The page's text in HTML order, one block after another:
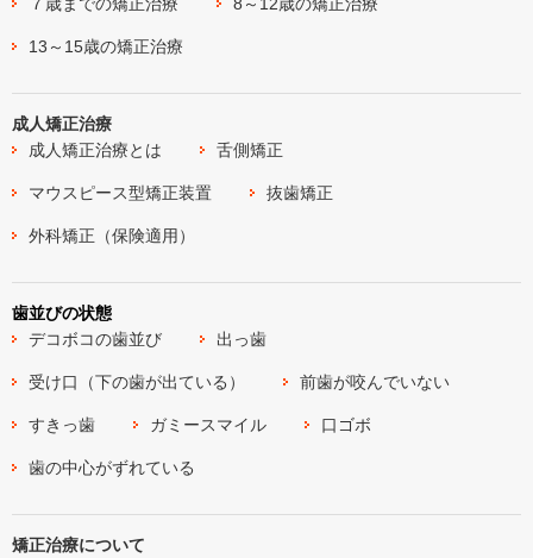
13～15歳の矯正治療
成人矯正治療
成人矯正治療とは
舌側矯正
マウスピース型矯正装置 抜歯矯正
外科矯正（保険適用）
歯並びの状態
デコボコの歯並び
出っ歯
受け口（下の歯が出ている） 前歯が咬んでいない
すきっ歯 ガミースマイル 口ゴボ
歯の中心がずれている
矯正治療について